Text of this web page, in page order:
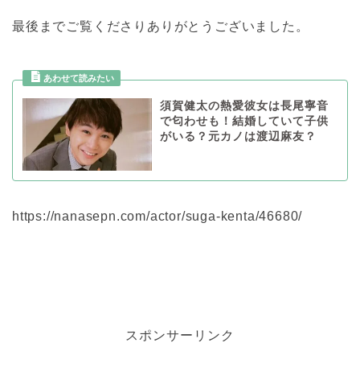
最後までご覧くださりありがとうございました。
須賀健太の熱愛彼女は長尾寧音
で匂わせも！結婚していて子供
がいる？元カノは渡辺麻友？
https://nanasepn.com/actor/suga-kenta/46680/
スポンサーリンク